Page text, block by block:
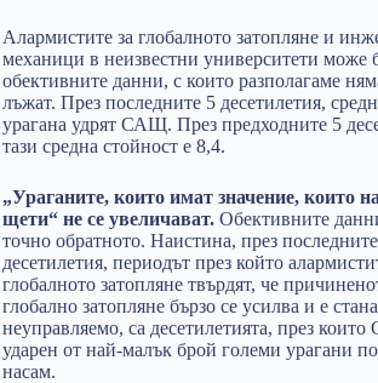
Алармистите за глобалното затопляне и
механици в неизвестни университети може
обективните данни, с които разполагаме
лъжат. През последните 5 десетилетия,
урагана удрят САЩ. През предходните 5
тази средна стойност е 8,4.
„Ураганите, които имат значение, които
щети“ не се увеличават. Обективните
точно обратното. Наистина, през
десетилетия, периодът през който
глобалното затопляне твърдят, че
глобално затопляне бързо се усилва и е
неуправляемо, са десетилетията, през
ударен от най-малък брой големи урагани
насам.